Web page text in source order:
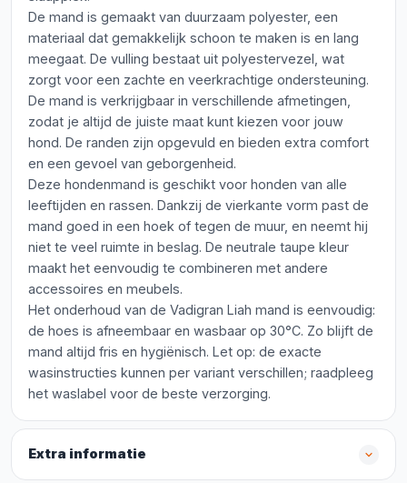
De mand is gemaakt van duurzaam polyester, een
materiaal dat gemakkelijk schoon te maken is en lang
meegaat. De vulling bestaat uit polyestervezel, wat
zorgt voor een zachte en veerkrachtige ondersteuning.
De mand is verkrijgbaar in verschillende afmetingen,
zodat je altijd de juiste maat kunt kiezen voor jouw
hond. De randen zijn opgevuld en bieden extra comfort
en een gevoel van geborgenheid.
Deze hondenmand is geschikt voor honden van alle
leeftijden en rassen. Dankzij de vierkante vorm past de
mand goed in een hoek of tegen de muur, en neemt hij
niet te veel ruimte in beslag. De neutrale taupe kleur
maakt het eenvoudig te combineren met andere
accessoires en meubels.
Het onderhoud van de Vadigran Liah mand is eenvoudig:
de hoes is afneembaar en wasbaar op 30°C. Zo blijft de
mand altijd fris en hygiënisch. Let op: de exacte
wasinstructies kunnen per variant verschillen; raadpleeg
het waslabel voor de beste verzorging.
Extra informatie